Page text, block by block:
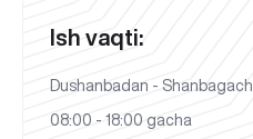
Ish vaqti:
Dushanbadan -
08:00 - 18:00 gacha